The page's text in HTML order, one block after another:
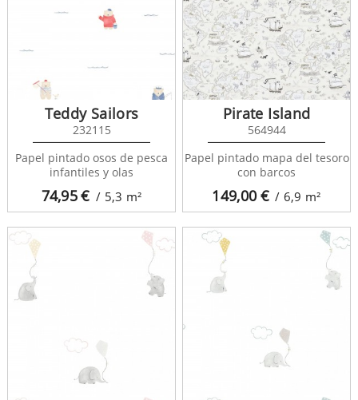
74,95€ / 5,3 m²
Teddy Sailors
232115
Papel pintado osos de pesca
infantiles y olas
149,00€ / 6,9 m²
Pirate Island
564944
Papel pintado mapa del tesoro
con barcos